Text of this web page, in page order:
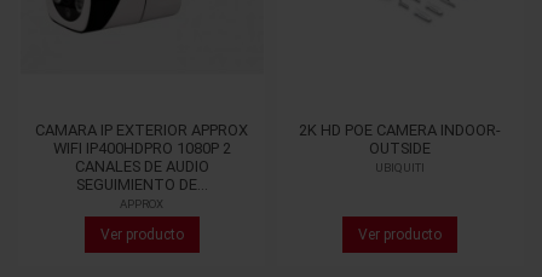
CAMARA IP EXTERIOR APPROX
WIFI IP400HDPRO 1080P 2
CANALES DE AUDIO
SEGUIMIENTO DE...
APPROX
Ver producto
2K HD POE CAMERA INDOOR-
OUTSIDE
UBIQUITI
Ver producto